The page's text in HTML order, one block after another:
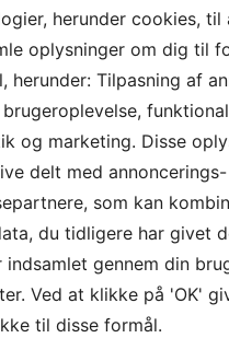
for øget sikkerhed.
i varebil, trailer eller depot –
kegler,gangbroer,kædem.m.
GROUP
herunder cookies, til
oplysninger om dig til
herunder: Tilpasning af
og marketing. Disse
delt med
som kan
du tidligere har givet
indsamlet gennem din
Ved at klikke på 'OK'
til disse formål.